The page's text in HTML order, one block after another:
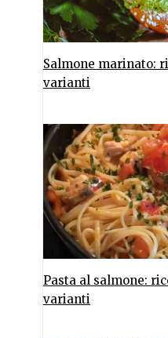
Salmone marinato:
varianti
Pasta al salmone:
varianti